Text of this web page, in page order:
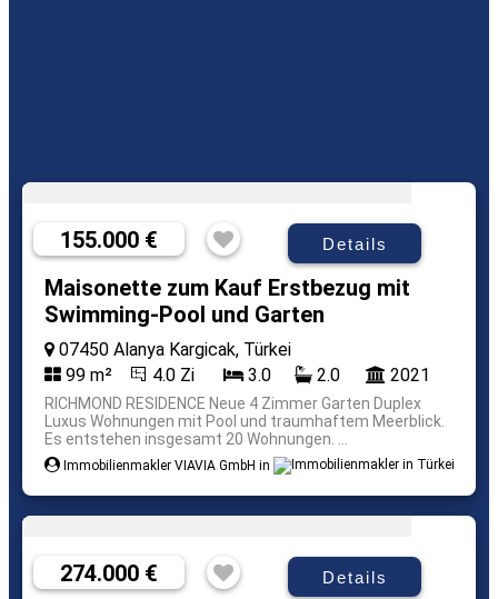
155.000 € Details
Maisonette zum Kauf Erstbezug mit
Swimming-Pool und Garten
07450 Alanya Kargicak, Türkei
99 m²
4.0 Zi 3.0 2.0 2021
RICHMOND RESIDENCE Neue 4 Zimmer Garten Duplex
Luxus Wohnungen mit Pool und traumhaftem Meerblick.
Es entstehen insgesamt 20 Wohnungen. ...
Immobilienmakler VIAVIA GmbH in
274.000 € Details